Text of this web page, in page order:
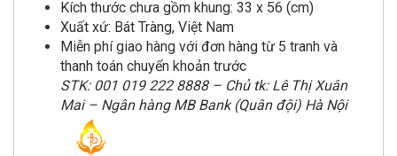
Kích thước chưa gồm khung: 33 x 56 (cm)
Xuất xứ: Bát Tràng, Việt Nam
Miễn phí giao hàng với đơn hàng từ 5 tranh và
thanh toán chuyển khoản trước
STK: 001 019 222 8888 – Chủ tk: Lê Thị Xuân
Mai – Ngân hàng MB Bank (Quân đội) Hà Nội